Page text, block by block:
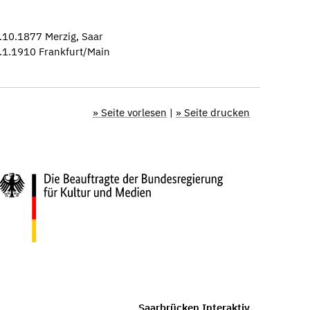
Merzig, Saar
Frankfurt/Main
» Seite vorlesen | » Seite drucken